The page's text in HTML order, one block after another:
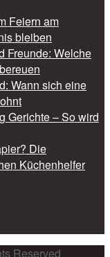
Feiern am
bleiben
Freunde: Welche
Wann sich eine
Gerichte – So wird
Die
Küchenhelfer
Reserved